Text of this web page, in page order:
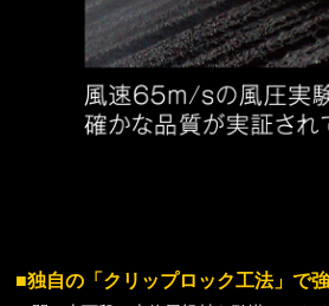
■独自の「クリップロック工法」で